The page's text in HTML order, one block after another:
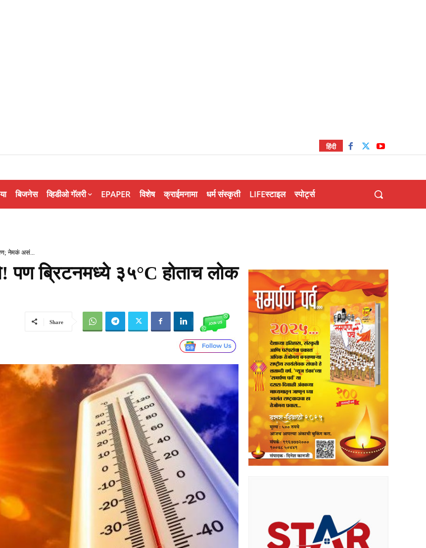
हिंदी
बिजनेस व्हिडीओ गॅलरी EPAPER विशेष क्राईमनामा धर्म संस्कृती LIFEस्टाइल स्पोर्ट्स
नेमकं असं...
पण ब्रिटनमध्ये ३५°C होताच लोक
Share